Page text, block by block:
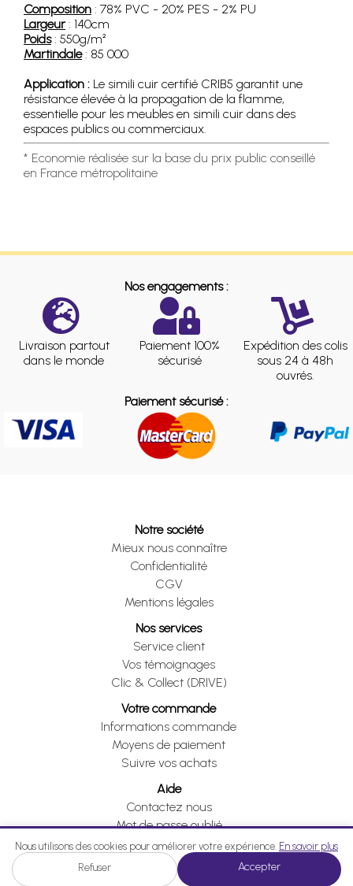
Composition : 78% PVC - 20% PES - 2% PU
Largeur: 140cm
Poids: 550g/m²
Martindale: 85 000
Application : Le simili cuir certifié CRIB5 garantit une
résistance élevée à la propagation de la flamme,
essentielle pour les meubles en simili cuir dans des
espaces publics ou commerciaux.
* Economie réalisée sur la base du prix public conseillé
en France métropolitaine
Nos engagements :
Livraison partout
dans le monde
Paiement 100%
sécurisé
Expédition des colis
sous 24 à 48h
ouvrés.
Paiement sécurisé :
Notre société
Mieux nous connaître
Confidentialité
CGV
Mentions légales
Nos services
Service client
Vos témoignages
Clic & Collect (DRIVE)
Votre commande
Informations commande
Moyens de paiement
Suivre vos achats
Aide
Contactez nous
Mot de passe oublié
Je me rétracte
Je me rétracte
Nous utilisons des cookies pour améliorer votre expérience. En savoir plus
Refuser Accepter